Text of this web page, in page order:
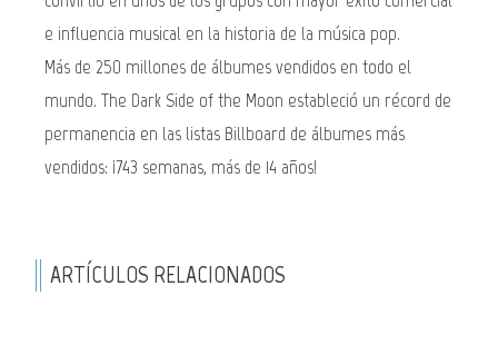
e influencia musical en la historia de la música pop.
Más de 250 millones de álbumes vendidos en todo el
mundo. The Dark Side of the Moon estableció un récord de
permanencia en las listas Billboard de álbumes más
vendidos: ¡743 semanas, más de 14 años!
ARTÍCULOS RELACIONADOS